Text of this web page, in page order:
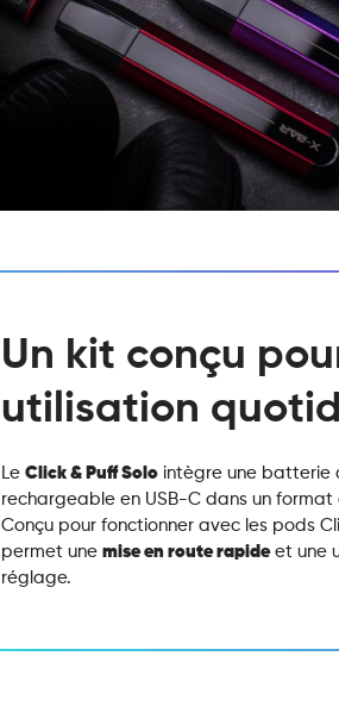
Un kit conçu
utilisation
Le Click & Puff Solointègre une batterie
rechargeable en USB-C dans un
Conçu pour fonctionner avec les pods
permet une mise en route rapideet une
réglage.